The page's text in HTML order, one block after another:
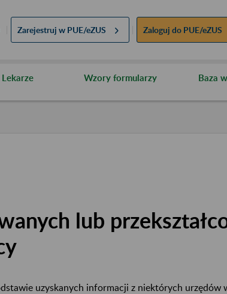
Zarejestruj w PUE/eZUS Zaloguj do PUE/eZUS
Lekarze Wzory formularzy Baza
lub
uzyskanych informacji z niektórych urzędów